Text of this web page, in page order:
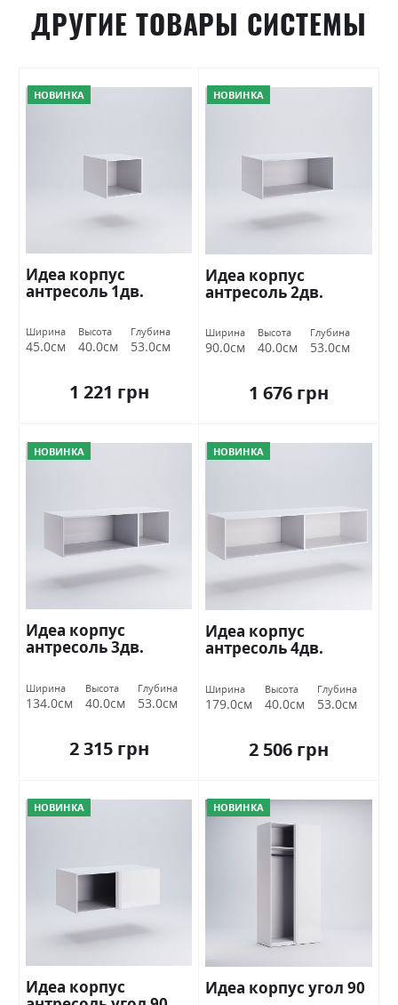
ДРУГИЕ ТОВАРЫ СИСТЕМЫ
НОВИНКА
Идеа корпус
антресоль 1дв.
Ширина
45.0см
Высота
40.0см
Глубина
53.0см
1 221 грн
НОВИНКА
Идеа корпус
антресоль 2дв.
Ширина
90.0см
Высота
40.0см
Глубина
53.0см
1 676 грн
НОВИНКА
Идеа корпус
антресоль 3дв.
Ширина
134.0см
Высота
40.0см
Глубина
53.0см
2 315 грн
НОВИНКА
Идеа корпус
антресоль 4дв.
Ширина
179.0см
Высота
40.0см
Глубина
53.0см
2 506 грн
НОВИНКА
Идеа корпус
НОВИНКА
Идеа корпус угол 90